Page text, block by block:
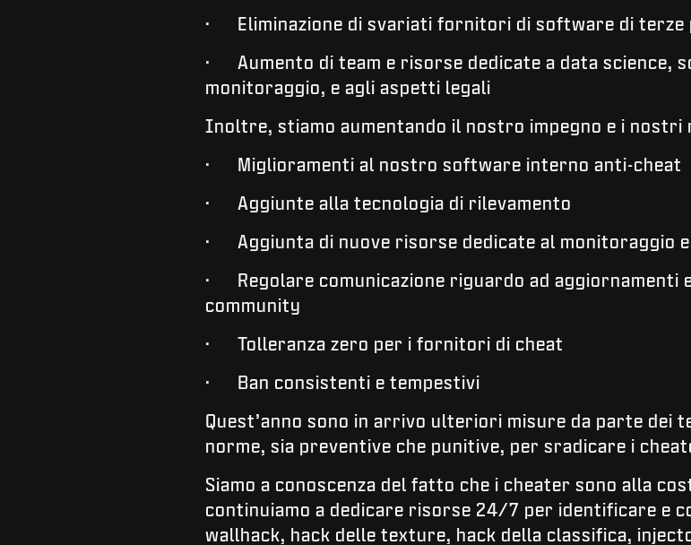
· Eliminazione di svariati fornitori di software di terze
· Aumento di team e risorse dedicate a data science,
monitoraggio, e agli aspetti legali
Inoltre, stiamo aumentando il nostro impegno e i nostri
· Miglioramenti al nostro software interno anti-cheat
· Aggiunte alla tecnologia di rilevamento
· Aggiunta di nuove risorse dedicate al monitoraggio e
· Regolare comunicazione riguardo ad aggiornamenti
community
· Tolleranza zero per i fornitori di cheat
· Ban consistenti e tempestivi
Quest’anno sono in arrivo ulteriori misure da parte dei
norme, sia preventive che punitive, per sradicare i
Siamo a conoscenza del fatto che i cheater sono alla
continuiamo a dedicare risorse 24/7 per identificare e
wallhack, hack delle texture, hack della classifica,